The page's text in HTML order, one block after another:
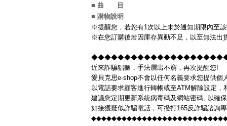
■ 曲 目
■ 購物說明
※提醒您，若您有1次以上未於通知期限內至
※在您訂購後若因庫存異動不足，以至無法出
◆◆◆◆◆◆◆◆◆◆◆◆◆◆◆◆◆◆◆◆◆◆◆◆
近來詐騙猖獗，手法層出不窮，再次提醒您!
愛貝克思e-shop不會以任何名義要求您提供個
以電話要求顧客進行轉帳或至ATM解除設定
建議您定期更新系統病毒碼及網站密碼, 以確
如接獲疑似詐騙電話，可撥打165反詐騙諮詢